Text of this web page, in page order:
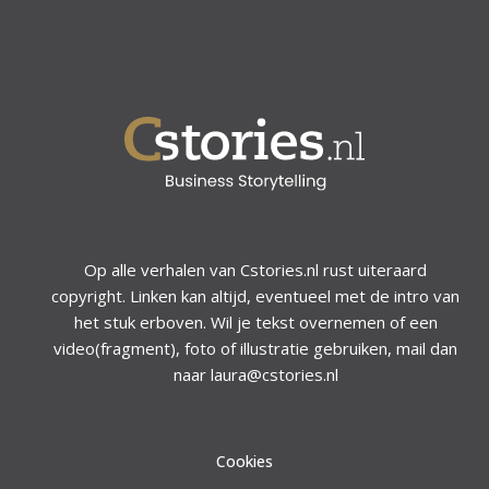
Op alle verhalen van Cstories.nl rust uiteraard
copyright. Linken kan altijd, eventueel met de intro van
het stuk erboven. Wil je tekst overnemen of een
video(fragment), foto of illustratie gebruiken, mail dan
naar laura@cstories.nl
Cookies